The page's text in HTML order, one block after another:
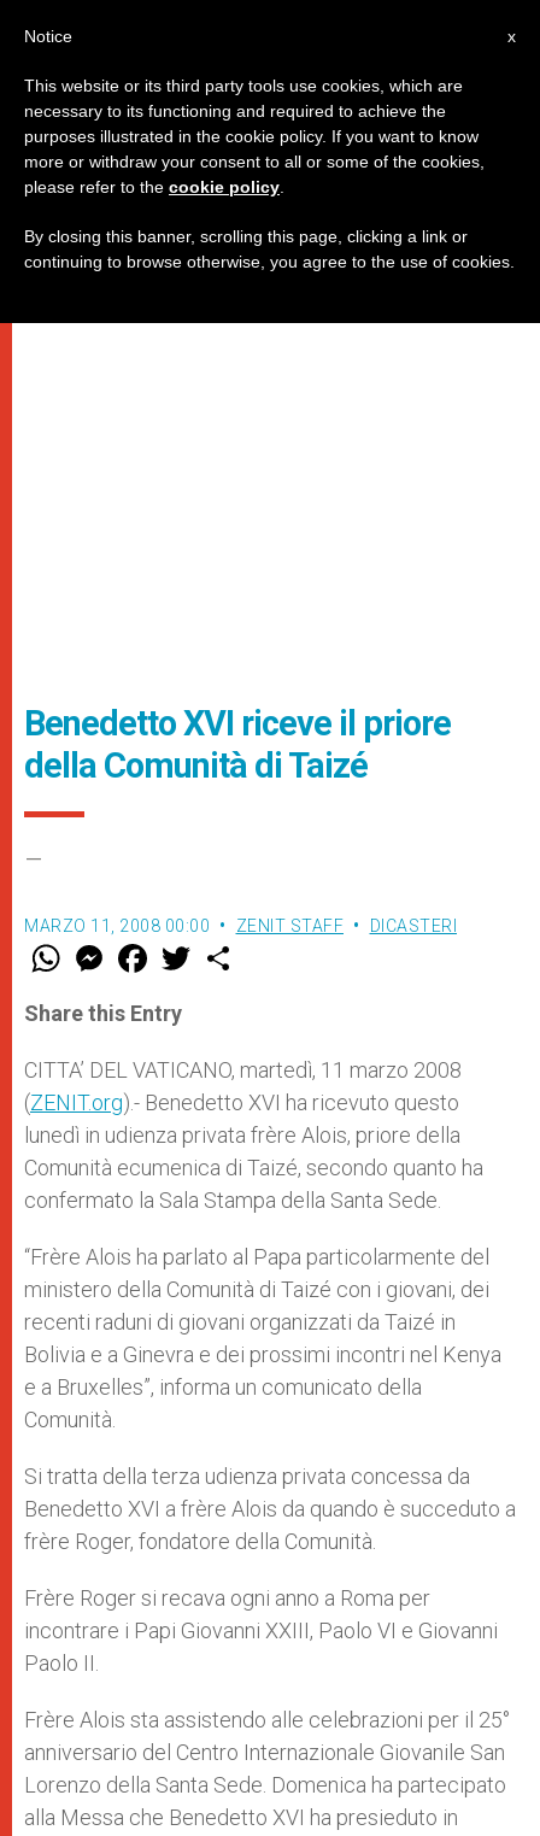
Benedetto XVI riceve il priore
della Comunità di Taizé
–
MARZO 11, 2008 00:00 ZENIT STAFF DICASTERI
W
t
s
p
p
M
e
s
e
g
e
r
F
a
e
b
o
k
w
r
Share this Entry
CITTA’ DEL VATICANO, martedì, 11 marzo 2008
(ZENIT.org).- Benedetto XVI ha ricevuto questo
lunedì in udienza privata frère Alois, priore della
Comunità ecumenica di Taizé, secondo quanto ha
confermato la Sala Stampa della Santa Sede.
“Frère Alois ha parlato al Papa particolarmente del
ministero della Comunità di Taizé con i giovani, dei
recenti raduni di giovani organizzati da Taizé in
Bolivia e a Ginevra e dei prossimi incontri nel Kenya
e a Bruxelles”, informa un comunicato della
Comunità.
Si tratta della terza udienza privata concessa da
Benedetto XVI a frère Alois da quando è succeduto a
frère Roger, fondatore della Comunità.
Frère Roger si recava ogni anno a Roma per
incontrare i Papi Giovanni XXIII, Paolo VI e Giovanni
Paolo II.
Frère Alois sta assistendo alle celebrazioni per il 25°
anniversario del Centro Internazionale Giovanile San
Lorenzo della Santa Sede. Domenica ha partecipato
alla Messa che Benedetto XVI ha presieduto in
x
Notice
This website or its third party tools use cookies, which are
necessary to its functioning and required to achieve the
purposes illustrated in the cookie policy. If you want to know
more or withdraw your consent to all or some of the cookies,
please refer to the cookie policy
By closing this banner, scrolling this page, clicking a link or
continuing to browse otherwise, you agree to the use of cookies.